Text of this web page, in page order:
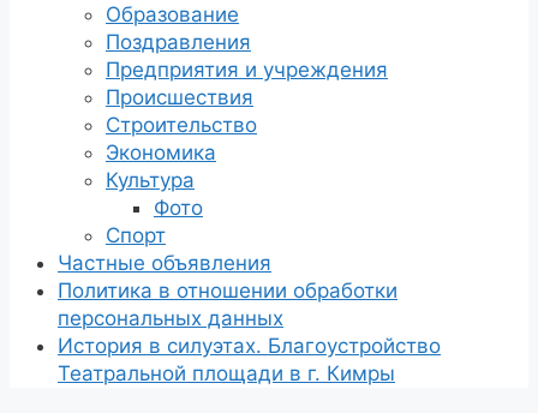
Образование
Поздравления
Предприятия и учреждения
Происшествия
Строительство
Экономика
Культура
Фото
Спорт
Частные объявления
Политика в отношении обработки
персональных данных
История в силуэтах. Благоустройство
Театральной площади в г. Кимры